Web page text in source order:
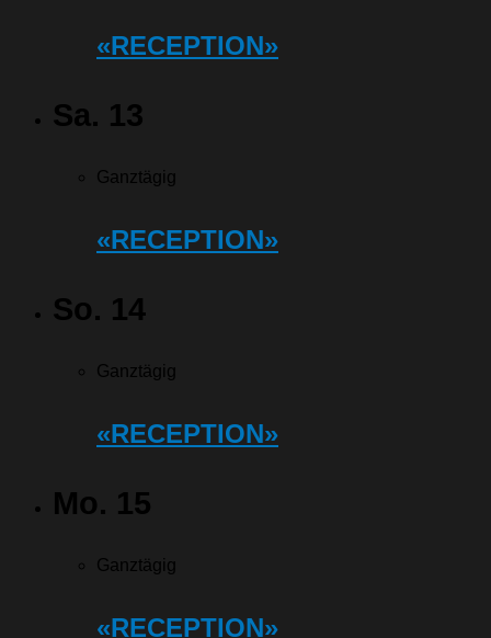
«RECEPTION»
Sa. 13
Ganztägig
«RECEPTION»
So. 14
Ganztägig
«RECEPTION»
Mo. 15
Ganztägig
«RECEPTION»